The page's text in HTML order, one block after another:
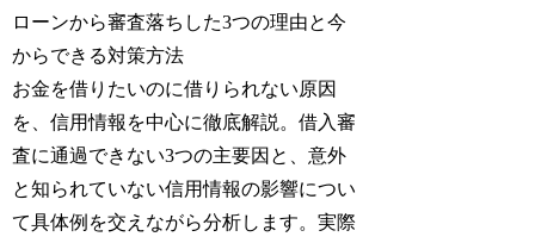
ローンから審査落ちした3つの理由と今
からできる対策方法
お金を借りたいのに借りられない原因
を、信用情報を中心に徹底解説。借入審
査に通過できない3つの主要因と、意外
と知られていない信用情報の影響につい
て具体例を交えながら分析します。実際